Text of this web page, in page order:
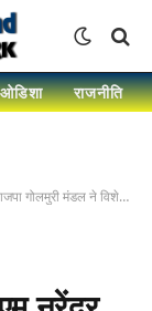
ओडिशा राजनीति
मंडल ने विशेष महाआरती